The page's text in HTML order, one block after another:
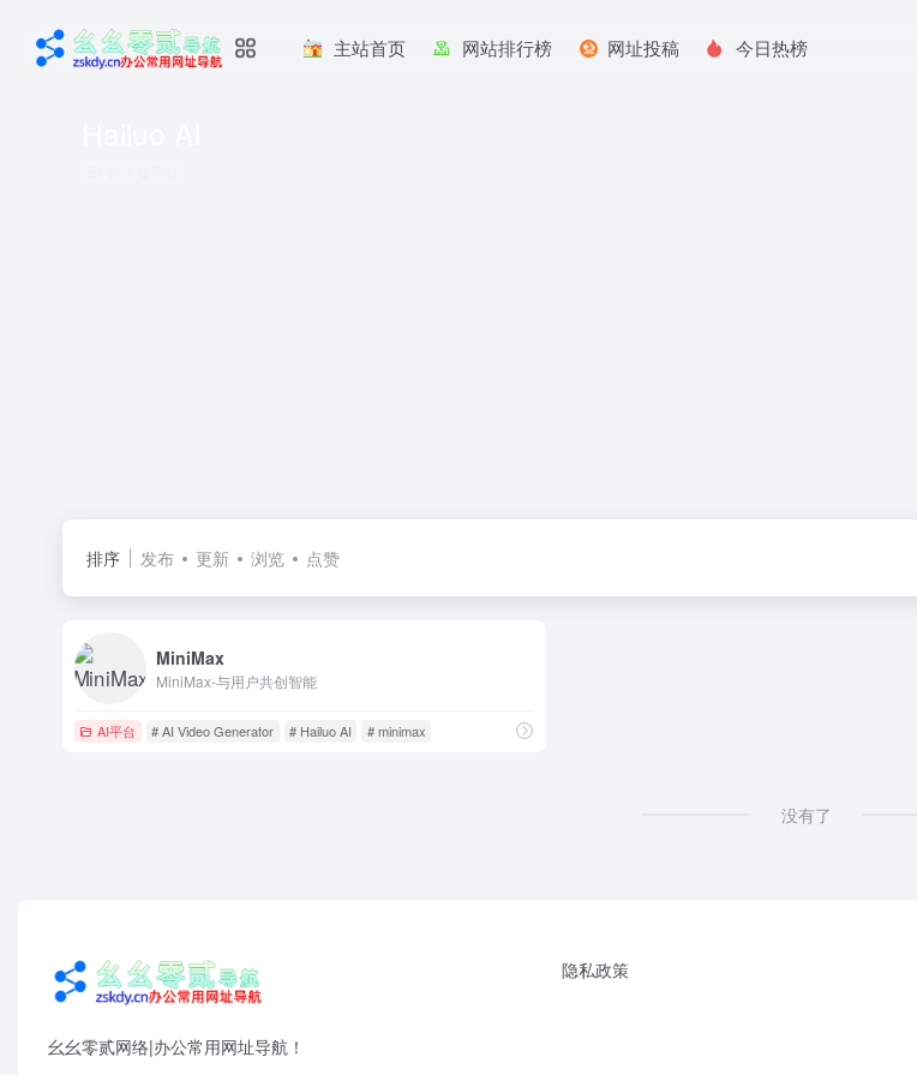
主站首页 网站排行榜 网址投稿 今日热榜
排序 发布 更新 浏览 点赞
MiniMax
MiniMax-与用户共创智能
AI平台 # AI Video Generator # Hailuo AI # minimax
没有了
幺幺零贰网络|办公常用网址导航！
隐私政策